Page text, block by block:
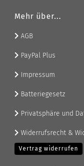
Mehr über...
AGB
PayPal Plus
Impressum
Batteriegesetz
Privatsphäre und
Widerrufsrecht &
Vertrag widerrufen